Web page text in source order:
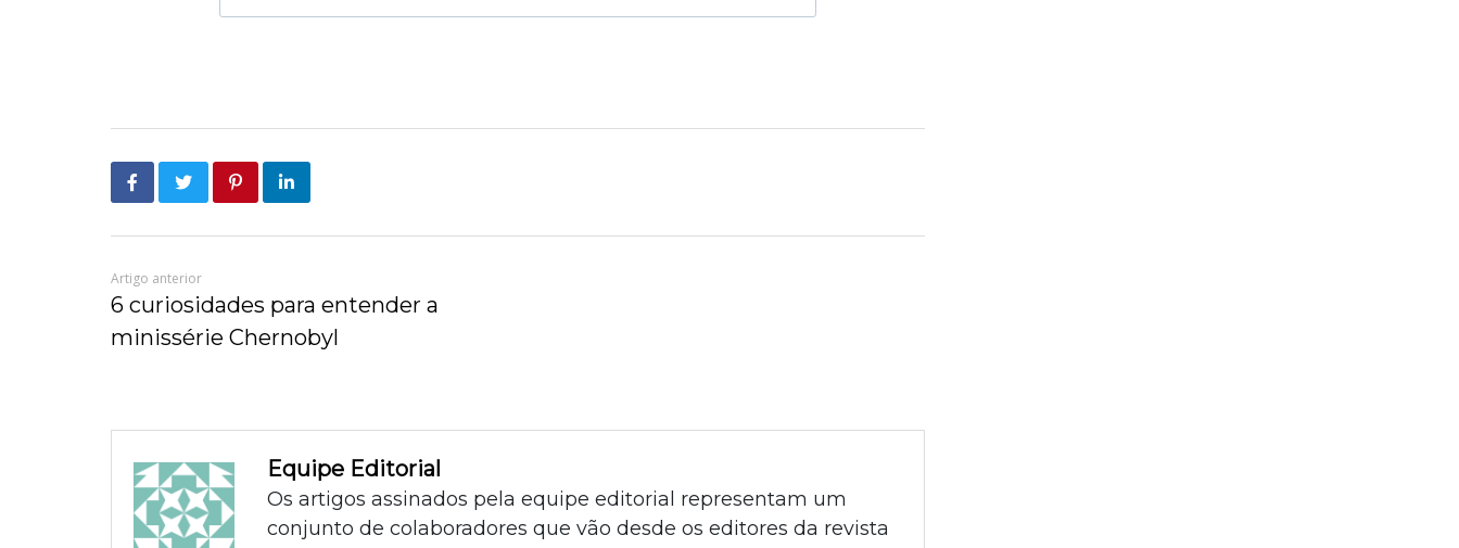
Artigo anterior
6 curiosidades para entender a
minissérie Chernobyl
Equipe Editorial
Os artigos assinados pela equipe editorial representam um
conjunto de colaboradores que vão desde os editores da revista